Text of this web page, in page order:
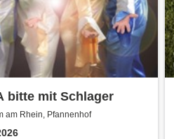
bitte mit Schlager
am Rhein, Pfannenhof